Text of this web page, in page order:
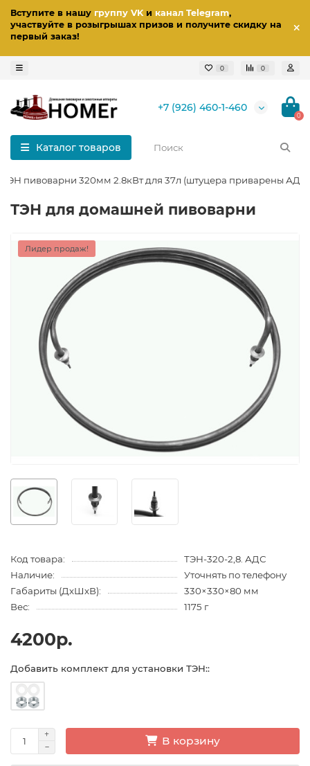
Вступите в нашу группу VKи канал Telegram,
участвуйте в розыгрышах призов и получите скидку на
первый заказ!
0 0
+7 (926) 460-1-460
0
Каталог товаров
ТЭН пивоварни 320мм 2.8кВт для 37л (штуцера приварены АДС)
ТЭН для домашней пивоварни
Лидер продаж!
Код товара:
ТЭН-320-2,8. АДС
Наличие:
Уточнять по телефону
Габариты (ДхШхВ):
330×330×80 мм
Вес:
1175 г
4200р.
Добавить комплект для установки ТЭН::
В корзину